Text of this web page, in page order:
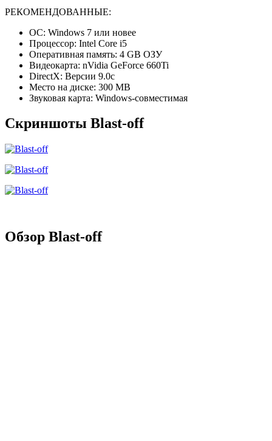
РЕКОМЕНДОВАННЫЕ:
ОС: Windows 7 или новее
Процессор: Intel Core i5
Оперативная память: 4 GB ОЗУ
Видеокарта: nVidia GeForce 660Ti
DirectX: Версии 9.0c
Место на диске: 300 MB
Звуковая карта: Windows-совместимая
Скриншоты Blast-off
Обзор Blast-off